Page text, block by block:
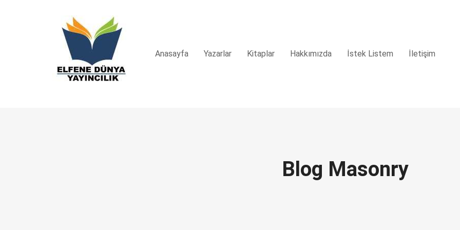
Anasayfa Yazarlar Kitaplar Hakkımızda İstek Listem İletişim
Blog Masonry